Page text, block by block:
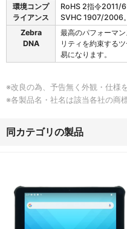
制
保
ン
プ
ア
環境コンプ
ライアンス
RoHS 2指令2011/
SVHC 1907/2006。
Zebra
DNA
最高のパフォーマ
リティを約束する
易になります。
※改良の為、予告無く外観・仕様
※各製品名・社名は該当各社の商
同カテゴリの製品